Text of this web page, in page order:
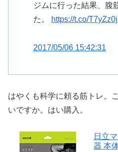
ジムに行った結果、腹
た。
https://t.co/
2017/05/06 15:42:31
はやくも科学に頼る筋トレ。
いですか。はい購入。
日立
器 本